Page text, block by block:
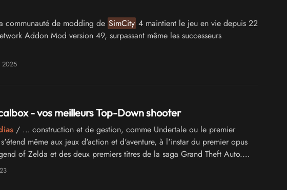
communauté de modding de SimCity 4 maintient le jeu en vie depuis 22
Addon Mod version 49, surpassant même les successeurs
2025
- vos meilleurs Top-Down shooter
/ … construction et de gestion, comme Undertale ou le premier
même aux jeux d'action et d'aventure, à l'instar du premier opus
of Zelda et des deux premiers titres de la saga Grand Theft Auto.
Le …